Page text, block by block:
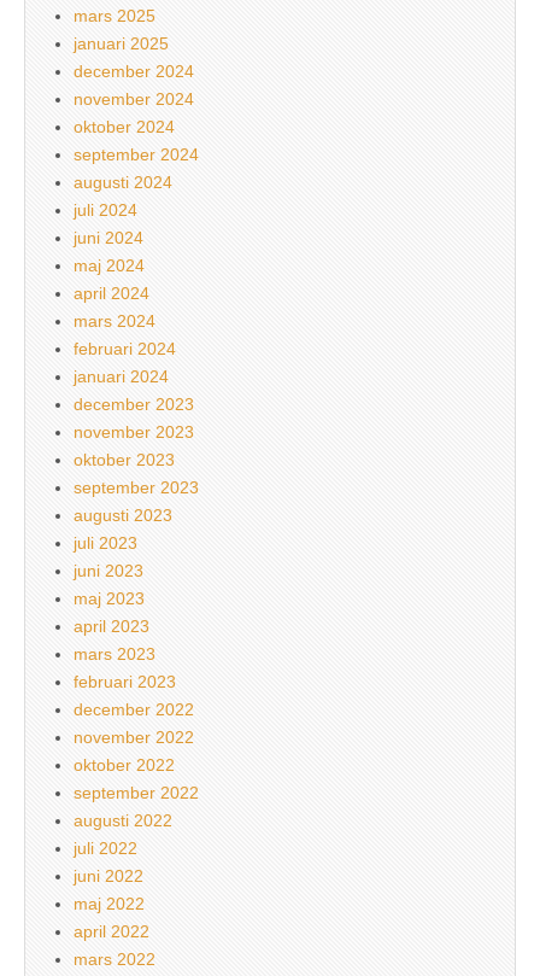
mars 2025
januari 2025
december 2024
november 2024
oktober 2024
september 2024
augusti 2024
juli 2024
juni 2024
maj 2024
april 2024
mars 2024
februari 2024
januari 2024
december 2023
november 2023
oktober 2023
september 2023
augusti 2023
juli 2023
juni 2023
maj 2023
april 2023
mars 2023
februari 2023
december 2022
november 2022
oktober 2022
september 2022
augusti 2022
juli 2022
juni 2022
maj 2022
april 2022
mars 2022